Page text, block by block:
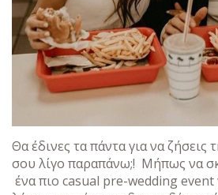
Θα έδινες τα πάντα για να
σου λίγο παραπάνω;! Μήπως να
ένα πιο casual pre-wedding event